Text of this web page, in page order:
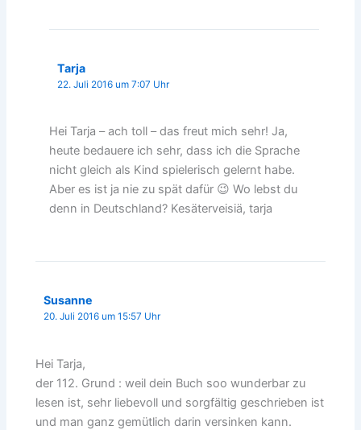
Tarja
22. Juli 2016 um 7:07 Uhr
Hei Tarja – ach toll – das freut mich sehr! Ja,
heute bedauere ich sehr, dass ich die Sprache
nicht gleich als Kind spielerisch gelernt habe.
Aber es ist ja nie zu spät dafür 😉 Wo lebst du
denn in Deutschland? Kesäterveisiä, tarja
Susanne
20. Juli 2016 um 15:57 Uhr
Hei Tarja,
der 112. Grund : weil dein Buch soo wunderbar zu
lesen ist, sehr liebevoll und sorgfältig geschrieben ist
und man ganz gemütlich darin versinken kann.